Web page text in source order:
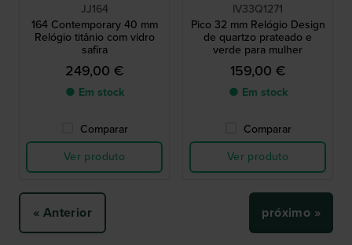
JJ164
164 Contemporary 40 mm
Relógio titânio com vidro
safira
249,00 €
● Em stock
Comparar
Ver produto
IV33Q1271
Pico 32 mm Relógio Design
de quartzo prateado e
verde para mulher
159,00 €
● Em stock
Comparar
Ver produto
« Anterior próximo »